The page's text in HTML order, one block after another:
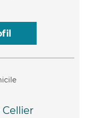
Cellier